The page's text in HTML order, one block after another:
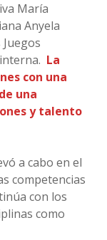
María
Anyela
La
con una
una
y talento
a cabo en el
competencias
con los
como